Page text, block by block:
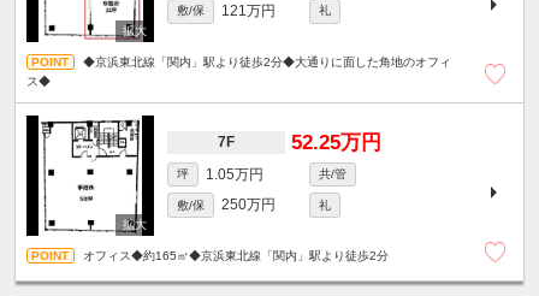
敷/保 121万円 礼
◆京浜東北線「関内」駅より徒歩2分◆大通りに面した角地のオフィ
ス◆
7F 52.25万円
坪 1.05万円 共/管
敷/保 250万円 礼
オフィス◆約165㎡◆京浜東北線「関内」駅より徒歩2分